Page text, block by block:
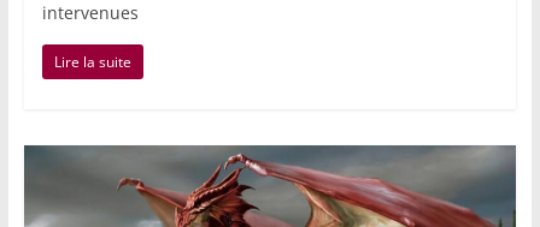
intervenues
Lire la suite